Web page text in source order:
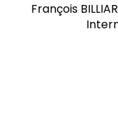
François